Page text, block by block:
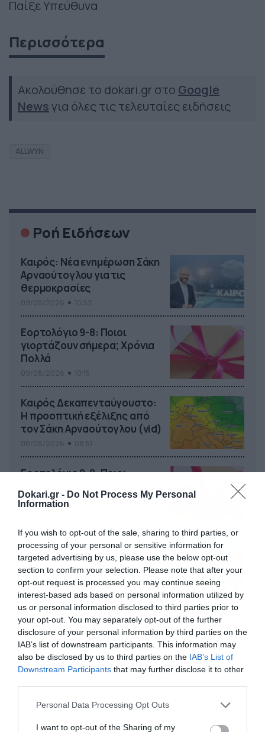
Dokari.gr - Do Not Process My Personal
Information
If you wish to opt-out of the sale, sharing to third parties, or
processing of your personal or sensitive information for
targeted advertising by us, please use the below opt-out
section to confirm your selection. Please note that after your
opt-out request is processed you may continue seeing
interest-based ads based on personal information utilized by
us or personal information disclosed to third parties prior to
your opt-out. You may separately opt-out of the further
disclosure of your personal information by third parties on the
IAB’s list of downstream participants. This information may
also be disclosed by us to third parties on the IAB’s List of
Downstream Participants that may further disclose it to other
Please note that this website/app uses one or more Google
not limited to your visit or usage behaviour. You may click to
Personal Data Processing Opt Outs
I want to opt-out of the Sharing of my
Παίξε Υπεύθυνα
Περισσότερα
Ακολούθησε το dokari.gr στο Google
Newsγια όλες τις τελευταίες ειδήσεις
ALLWYN
Ροή Ειδήσεων
Καιρός: Νέα ενημέρωση Σάκη
Αρναούτογλου για τις
θερμοκρασίες
Εορτολόγιο 9-8: Ποιοι
γιορτάζουν σήμερα; Χρόνια
Πολλά
Καιρός Δεκαπενταύγουστο:
Η προοπτική εξέλιξης από
τον Σάκη Αρναούτογλου (vid)
Εορτολόγιο 8-8: Ποιοι
Πολλά
Πρεμιέρα στην Ολλανδία, την
Πορτογαλία και τη Β’
Γερμανίας με πολλές
στοιχηματικές επιλογές από
το ΠΑΜΕ ΣΤΟΙΧΗΜΑ
07/08/2026 16:41